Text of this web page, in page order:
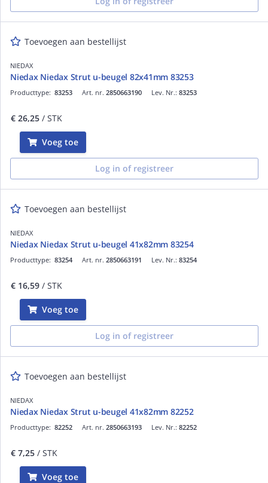
Toevoegen aan bestellijst
NIEDAX
Niedax Niedax Strut u-beugel 82x41mm 83253
Art. nr. 2850663190
Producttype: 83253 Lev. Nr.: 83253
€ 26,25 / STK
Voeg toe
Log in of registreer
Toevoegen aan bestellijst
NIEDAX
Niedax Niedax Strut u-beugel 41x82mm 83254
Art. nr. 2850663191
Producttype: 83254 Lev. Nr.: 83254
€ 16,59 / STK
Voeg toe
Log in of registreer
Toevoegen aan bestellijst
NIEDAX
Niedax Niedax Strut u-beugel 41x82mm 82252
Art. nr. 2850663193
Producttype: 82252 Lev. Nr.: 82252
€ 7,25 / STK
Voeg toe